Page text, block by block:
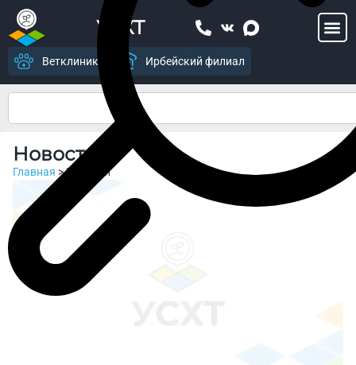
УСХТ
Ветклиника Ирбейский филиал
Новости
Главная >Новости